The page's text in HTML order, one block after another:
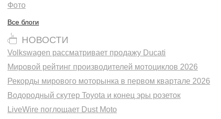
Фото
Все блоги
НОВОСТИ
Volkswagen рассматривает продажу Ducati
Мировой рейтинг производителей мотоциклов 2026
Рекорды мирового моторынка в первом квартале 2026
Водородный скутер Toyota и конец эры розеток
LiveWire поглощает Dust Moto